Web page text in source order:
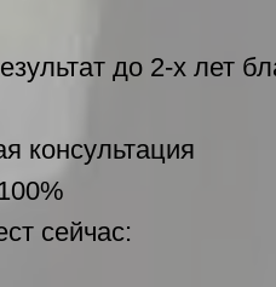
до 2-х лет
консультация
сейчас: